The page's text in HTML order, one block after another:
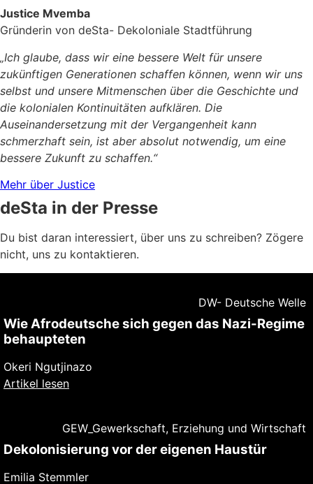
Justice Mvemba
Gründerin von deSta- Dekoloniale Stadtführung
„Ich glaube, dass wir eine bessere Welt für unsere
zukünftigen Generationen schaffen können, wenn wir uns
selbst und unsere Mitmenschen über die Geschichte und
die kolonialen Kontinuitäten aufklären. Die
Auseinandersetzung mit der Vergangenheit kann
schmerzhaft sein, ist aber absolut notwendig, um eine
bessere Zukunft zu schaffen.“
Mehr über Justice
deSta in der Presse
Du bist daran interessiert, über uns zu schreiben? Zögere
nicht, uns zu kontaktieren.
DW- Deutsche Welle
Wie Afrodeutsche sich gegen das Nazi-Regime
behaupteten
Okeri Ngutjinazo
Artikel lesen
GEW_Gewerkschaft, Erziehung und Wirtschaft
Dekolonisierung vor der eigenen Haustür
Emilia Stemmler